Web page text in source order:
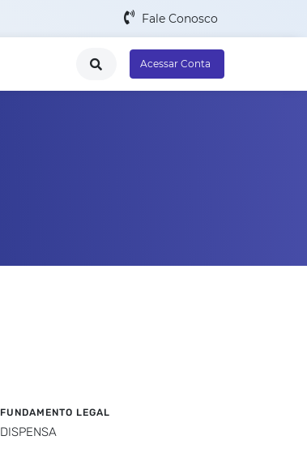
Fale Conosco
Acessar Conta
FUNDAMENTO LEGAL
DISPENSA